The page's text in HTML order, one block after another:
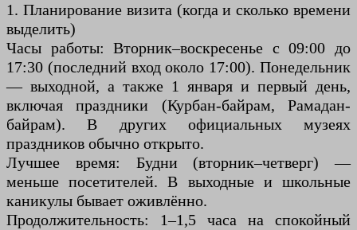
1. Планирование визита (когда и сколько времени
выделить)
Часы работы: Вторник–воскресенье с 09:00 до
17:30 (последний вход около 17:00). Понедельник
— выходной, а также 1 января и первый день,
включая праздники (Курбан-байрам, Рамадан-
байрам). В других официальных музеях
праздников обычно открыто.
Лучшее время: Будни (вторник–четверг) —
меньше посетителей. В выходные и школьные
каникулы бывает оживлённо.
Продолжительность: 1–1,5 часа на спокойный